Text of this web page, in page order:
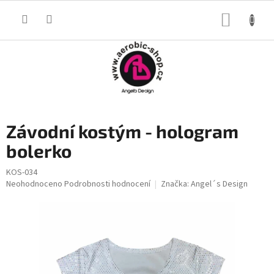
Závodní kostým - hologram
bolerko
KOS-034
Průměrné
Neohodnoceno Podrobnosti hodnocení Značka: Angel´s Design